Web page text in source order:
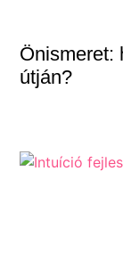
Önismeret:
útján?